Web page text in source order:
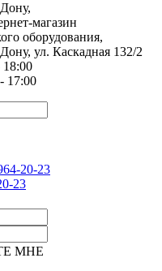
магазин
оборудования,
ул. Каскадная 132/2
17:00
20-23
23
МНЕ